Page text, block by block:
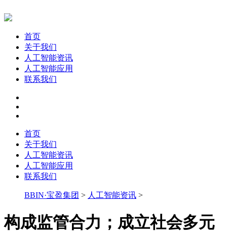
首页
关于我们
人工智能资讯
人工智能应用
联系我们
首页
关于我们
人工智能资讯
人工智能应用
联系我们
BBIN·宝盈集团 > 人工智能资讯 >
构成监管合力；成立社会多元